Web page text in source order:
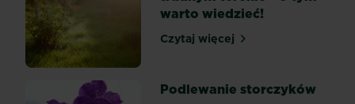
gości
przez
cały
sezon,
warto wiedzieć!
Czytaj więcejZakładanie trawnika na
Podlewanie storczyków